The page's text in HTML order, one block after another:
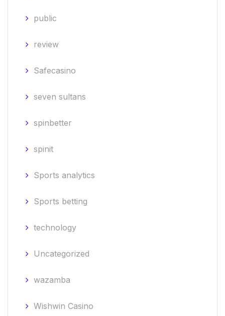
public
review
Safecasino
seven sultans
spinbetter
spinit
Sports analytics
Sports betting
technology
Uncategorized
wazamba
Wishwin Casino